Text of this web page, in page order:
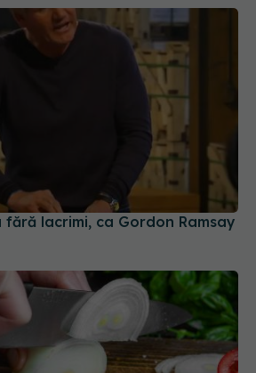
fără lacrimi, ca Gordon Ramsay